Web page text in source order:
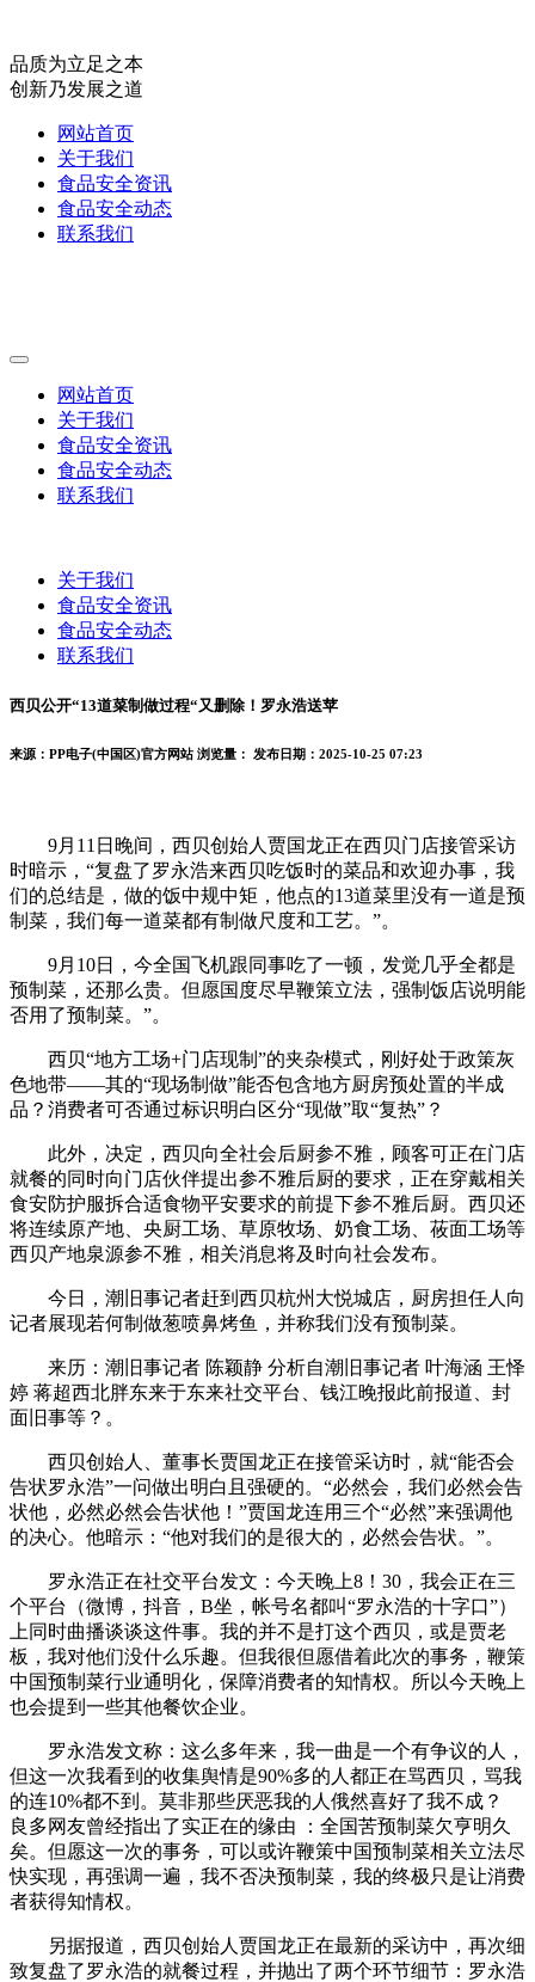
品质为立足之本
创新乃发展之道
网站首页
关于我们
食品安全资讯
食品安全动态
联系我们
网站首页
关于我们
食品安全资讯
食品安全动态
联系我们
关于我们
食品安全资讯
食品安全动态
联系我们
西贝公开“13道菜制做过程“又删除！罗永浩送苹
来源：PP电子(中国区)官方网站 浏览量： 发布日期：2025-10-25 07:23
9月11日晚间，西贝创始人贾国龙正在西贝门店接管采访
时暗示，“复盘了罗永浩来西贝吃饭时的菜品和欢迎办事，我
们的总结是，做的饭中规中矩，他点的13道菜里没有一道是预
制菜，我们每一道菜都有制做尺度和工艺。”。
9月10日，今全国飞机跟同事吃了一顿，发觉几乎全都是
预制菜，还那么贵。但愿国度尽早鞭策立法，强制饭店说明能
否用了预制菜。”。
西贝“地方工场+门店现制”的夹杂模式，刚好处于政策灰
色地带——其的“现场制做”能否包含地方厨房预处置的半成
品？消费者可否通过标识明白区分“现做”取“复热”？
此外，决定，西贝向全社会后厨参不雅，顾客可正在门店
就餐的同时向门店伙伴提出参不雅后厨的要求，正在穿戴相关
食安防护服拆合适食物平安要求的前提下参不雅后厨。西贝还
将连续原产地、央厨工场、草原牧场、奶食工场、莜面工场等
西贝产地泉源参不雅，相关消息将及时向社会发布。
今日，潮旧事记者赶到西贝杭州大悦城店，厨房担任人向
记者展现若何制做葱喷鼻烤鱼，并称我们没有预制菜。
来历：潮旧事记者 陈颖静 分析自潮旧事记者 叶海涵 王怿
婷 蒋超西北胖东来于东来社交平台、钱江晚报此前报道、封
面旧事等？。
西贝创始人、董事长贾国龙正在接管采访时，就“能否会
告状罗永浩”一问做出明白且强硬的。“必然会，我们必然会告
状他，必然必然会告状他！”贾国龙连用三个“必然”来强调他
的决心。他暗示：“他对我们的是很大的，必然会告状。”。
罗永浩正在社交平台发文：今天晚上8！30，我会正在三
个平台（微博，抖音，B坐，帐号名都叫“罗永浩的十字口”）
上同时曲播谈谈这件事。我的并不是打这个西贝，或是贾老
板，我对他们没什么乐趣。但我很但愿借着此次的事务，鞭策
中国预制菜行业通明化，保障消费者的知情权。所以今天晚上
也会提到一些其他餐饮企业。
罗永浩发文称：这么多年来，我一曲是一个有争议的人，
但这一次我看到的收集舆情是90%多的人都正在骂西贝，骂我
的连10%都不到。莫非那些厌恶我的人俄然喜好了我不成？
良多网友曾经指出了实正在的缘由 ：全国苦预制菜欠亨明久
矣。但愿这一次的事务，可以或许鞭策中国预制菜相关立法尽
快实现，再强调一遍，我不否决预制菜，我的终极只是让消费
者获得知情权。
另据报道，西贝创始人贾国龙正在最新的采访中，再次细
致复盘了罗永浩的就餐过程，并抛出了两个环节细节：罗永浩